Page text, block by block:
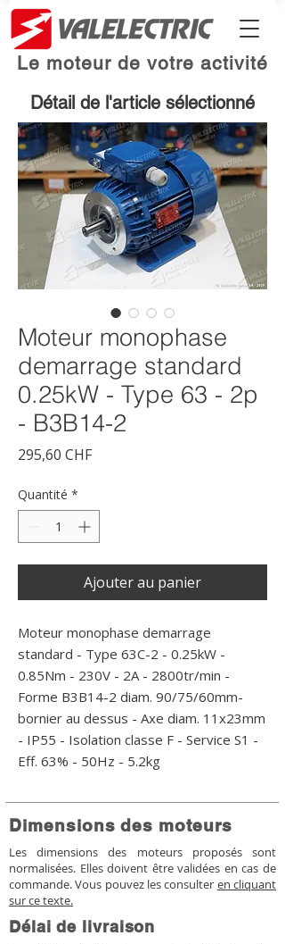
Le moteur de votre activité
Détail de l'article sélectionné
Moteur monophase
demarrage standard
0.25kW - Type 63 - 2p
- B3B14-2
295,60 CHFPrix
Quantité *
Ajouter au panier
Moteur monophase demarrage
standard - Type 63C-2 - 0.25kW -
0.85Nm - 230V - 2A - 2800tr/min -
Forme B3B14-2 diam. 90/75/60mm-
bornier au dessus - Axe diam. 11x23mm
- IP55 - Isolation classe F - Service S1 -
Eff. 63% - 50Hz - 5.2kg
Dimensions des moteurs
Les dimensions des moteurs proposés sont
normalisées. Elles doivent être validées en cas de
commande. Vous pouvez les consulter en cliquant
sur ce texte.
Délai de livraison